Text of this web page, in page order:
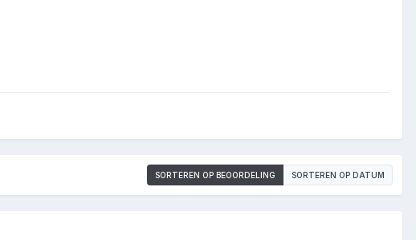
SORTEREN OP BEOORDELING SORTEREN OP DATUM